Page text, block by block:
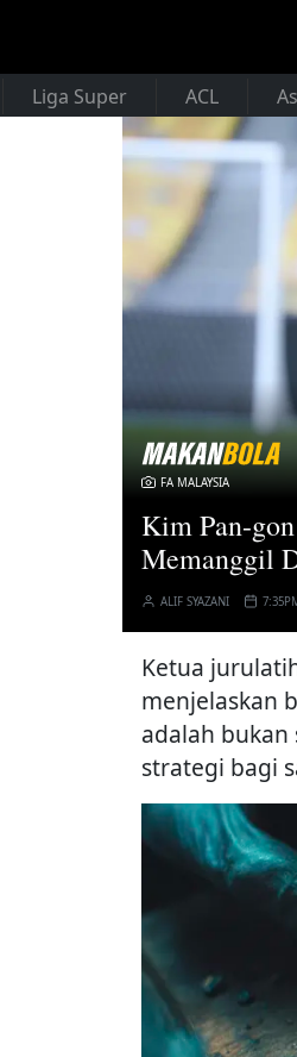
Liga Super ACL
FA MALAYSIA
Kim Pan-
Memanggil
ALIF SYAZANI
Ketua
menjelaskan
adalah
strategi bagi